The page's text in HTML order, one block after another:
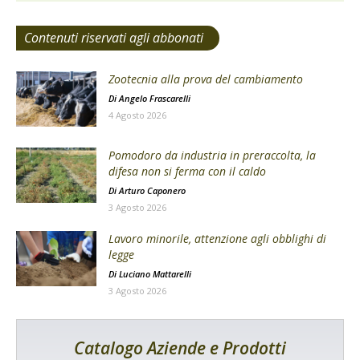
Contenuti riservati agli abbonati
Zootecnia alla prova del cambiamento
DiAngelo Frascarelli
4 Agosto 2026
Pomodoro da industria in preraccolta, la
difesa non si ferma con il caldo
Di Arturo Caponero
3 Agosto 2026
Lavoro minorile, attenzione agli obblighi di
legge
Di Luciano Mattarelli
3 Agosto 2026
Catalogo Aziende e Prodotti